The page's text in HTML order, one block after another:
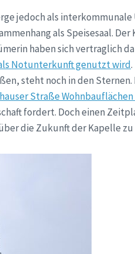
jedoch als
als Speisesaal.
haben sich vertraglich
Notunterkunft genutzt wird
steht noch in den Sternen.
Straße
fordert. Doch einen
die Zukunft der Kapelle